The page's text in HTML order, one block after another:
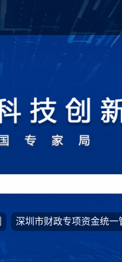
深圳市财政专项资金统一